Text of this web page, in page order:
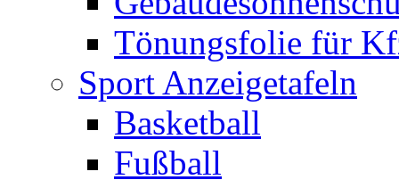
Tönungsfolie für
Sport Anzeigetafeln
Basketball
Fußball